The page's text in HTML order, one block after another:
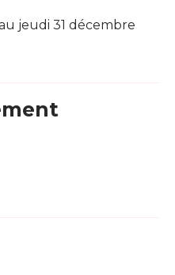
jeudi 31 décembre